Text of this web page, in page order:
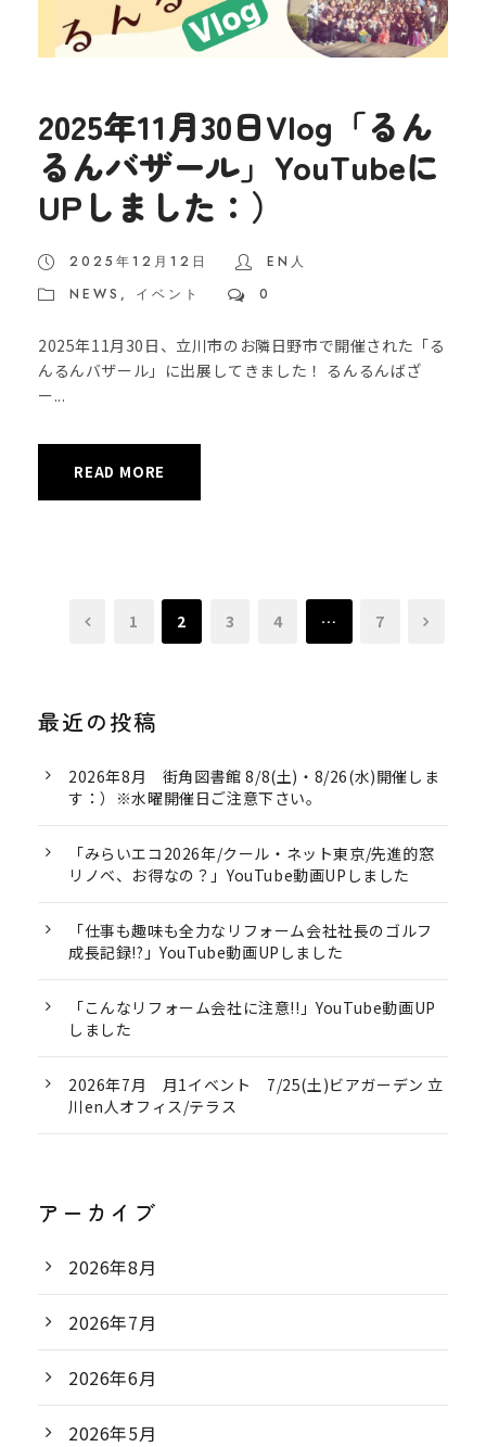
2025年11月30日Vlog「るん
るんバザール」YouTubeに
UPしました：）
2025年12月12日
EN人
NEWS , イベント 0
2025年11月30日、立川市のお隣日野市で開催された「る
んるんバザール」に出展してきました！ るんるんばざ
ー...
READ MORE
1 2 3 4 … 7
最近の投稿
2026年8月 街角図書館 8/8(土)・8/26(水)開催しま
す：）※水曜開催日ご注意下さい。
「みらいエコ2026年/クール・ネット東京/先進的窓
リノベ、お得なの？」YouTube動画UPしました
「仕事も趣味も全力なリフォーム会社社長のゴルフ
成長記録!?」YouTube動画UPしました
「こんなリフォーム会社に注意!!」YouTube動画UP
しました
2026年7月 月1イベント 7/25(土)ビアガーデン 立
川en人オフィス/テラス
アーカイブ
2026年8月
2026年7月
2026年6月
2026年5月